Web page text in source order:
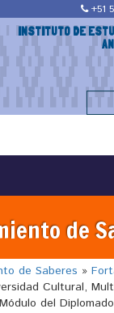
+51
INSTITUTO DE
de
de Saberes »
Cultural,
del